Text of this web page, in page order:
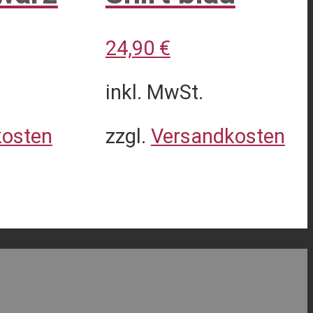
24,90 €
inkl. MwSt.
zzgl. Versandkosten
weist
mehrere